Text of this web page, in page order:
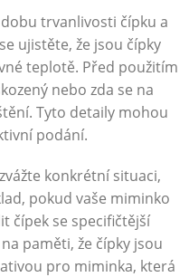
trvanlivosti čípku a
ujistěte, že jsou čípky
teplotě. Před použitím
nebo zda se na
Tyto detaily mohou
podání.
konkrétní situaci,
pokud vaše miminko
čípek se specifičtější
paměti, že čípky jsou
pro miminka, která